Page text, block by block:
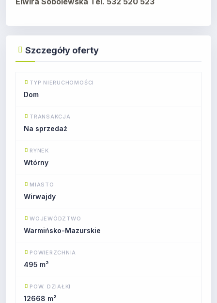
Szczegóły oferty
TYP NIERUCHOMOŚCI
Dom
TRANSAKCJA
Na sprzedaż
RYNEK
Wtórny
MIASTO
Wirwajdy
WOJEWÓDZTWO
Warmińsko-Mazurskie
POWIERZCHNIA
495 m²
POW. DZIAŁKI
12668 m²